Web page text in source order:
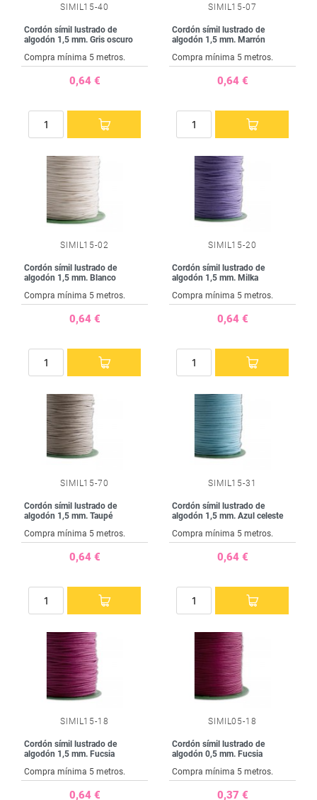
SIMIL15-40
Cordón símil lustrado de
algodón 1,5 mm. Gris oscuro
Compra mínima 5 metros.
0,64 €
SIMIL15-07
Cordón símil lustrado de
algodón 1,5 mm. Marrón
Compra mínima 5 metros.
0,64 €
SIMIL15-02
Cordón símil lustrado de
algodón 1,5 mm. Blanco
Compra mínima 5 metros.
0,64 €
SIMIL15-20
Cordón símil lustrado de
algodón 1,5 mm. Milka
Compra mínima 5 metros.
0,64 €
SIMIL15-70
Cordón símil lustrado de
algodón 1,5 mm. Taupé
Compra mínima 5 metros.
0,64 €
SIMIL15-31
Cordón símil lustrado de
algodón 1,5 mm. Azul celeste
Compra mínima 5 metros.
0,64 €
SIMIL15-18
Cordón símil lustrado de
algodón 1,5 mm. Fucsia
Compra mínima 5 metros.
0,64 €
SIMIL05-18
Cordón símil lustrado de
algodón 0,5 mm. Fucsia
Compra mínima 5 metros.
0,37 €